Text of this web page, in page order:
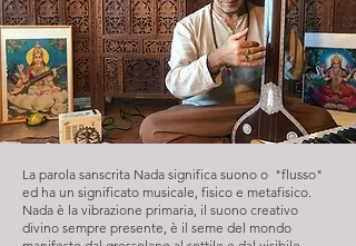
La parola sanscrita Nada significa suono o "flusso"
ed ha un significato musicale, fisico e metafisico.
Nada è la vibrazione primaria, il suono creativo
divino sempre presente, è il seme del mondo